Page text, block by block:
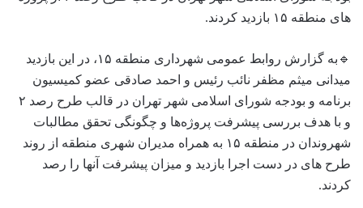
‌های منطقه ۱۵ بازدید کردند.
🔹به گزارش روابط عمومی شهرداری منطقه ۱۵، در این بازدید
میدانی میثم مظفر نائب رئیس و احمد صادقی عضو کمیسیون
برنامه و بودجه شورای اسلامی شهر تهران در قالب طرح رصد ۲
و با هدف بررسی پیشرفت پروژه‌ها و چگونگی تحقق مطالبات
شهروندان در منطقه ۱۵ به همراه مدیران شهری منطقه از روند
طرح های در دست اجرا بازدید و میزان پیشرفت آنها را رصد
کردند.